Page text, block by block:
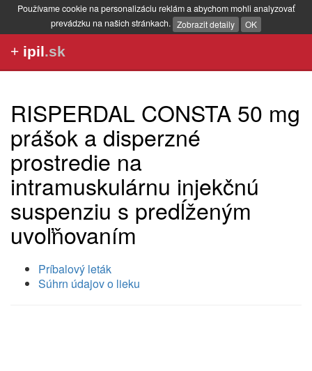
Používame cookie na personalizáciu reklám a abychom mohli analyzovať
prevádzku na našich stránkach. Zobrazit detaily OK
+ ipil.sk
RISPERDAL CONSTA 50 mg
prášok a disperzné
prostredie na
intramuskulárnu injekčnú
suspenziu s predĺženým
uvoľňovaním
Príbalový leták
Súhrn údajov o lieku